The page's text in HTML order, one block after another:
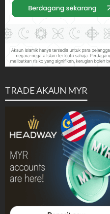
TRADE AKAUN MYR